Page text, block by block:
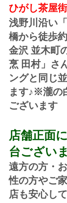
ひがし茶屋
浅野川沿い
橋から徒歩
金沢 並木町
烹 田村」さ
ングと同じ
ます♪※瀧の
ございます
店舗正面
台ござい
遠方の方・
性の方やご
店も安心し